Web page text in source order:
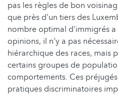
pas les règles de bon
que près d'un tiers des
nombre optimal d'immigrés a
opinions, il n'y a pas
hiérarchique des races, mais
certains groupes de
comportements. Ces
pratiques discriminatoires